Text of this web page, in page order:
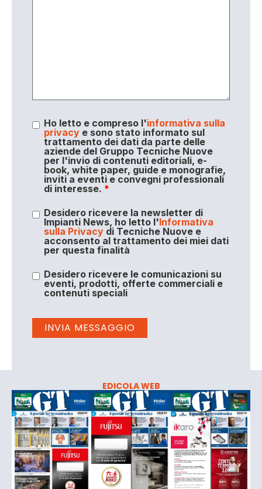
Ho letto e compreso l'informativa sulla
privacye sono stato informato sul
trattamento dei dati da parte delle
aziende del Gruppo Tecniche Nuove
per l'invio di contenuti editoriali, e-
book, white paper, guide e monografie,
inviti a eventi e convegni professionali
di interesse. *
Desidero ricevere la newsletter di
Impianti News, ho letto l'Informativa
sulla Privacydi Tecniche Nuove e
acconsento al trattamento dei miei dati
per questa finalità
Desidero ricevere le comunicazioni su
eventi, prodotti, offerte commerciali e
contenuti speciali
EDICOLA WEB